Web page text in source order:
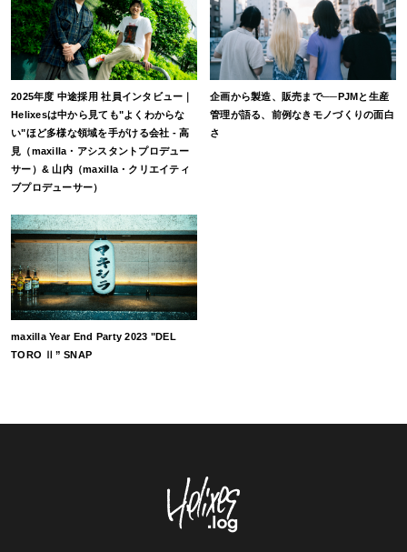
2025年度 中途採用 社員インタビュー｜
Helixesは中から見ても"よくわからな
い"ほど多様な領域を手がける会社 - 高
見（maxilla・アシスタントプロデュー
サー）& 山内（maxilla・クリエイティ
ブプロデューサー）
企画から製造、販売まで──PJMと生産
管理が語る、前例なきモノづくりの面白
さ
maxilla Year End Party 2023 "DEL
TORO Ⅱ” SNAP